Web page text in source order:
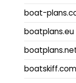
boat-
boatplans.eu
boatskiff.com